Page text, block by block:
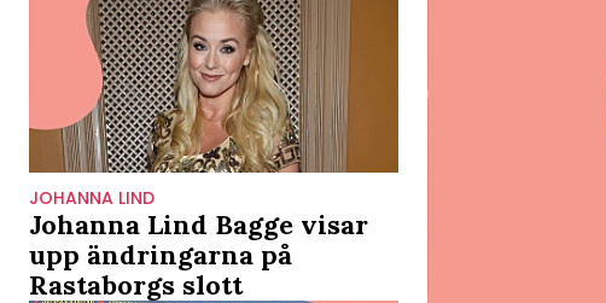
JOHANNA LIND
Johanna Lind Bagge visar
upp ändringarna på
Rastaborgs slott